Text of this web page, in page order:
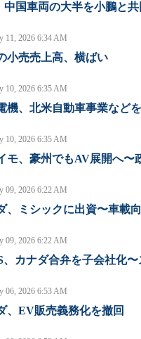
中国車両の大半を小鵬と
11, 2026 6:34 AM
小売売上高、横ばい
10, 2026 6:35 AM
機、北米自動車事業など
10, 2026 6:35 AM
モ、豪州でもAV展開へ〜
09, 2026 6:22 AM
、ミシックに出資〜車載
09, 2026 6:22 AM
、カナダ合弁を子会社化
06, 2026 6:53 AM
、EV販売義務化を撤回